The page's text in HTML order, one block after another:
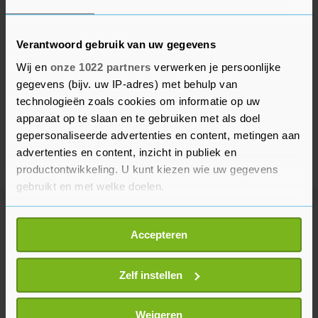
Verantwoord gebruik van uw gegevens
Wij en onze 1022 partners verwerken je persoonlijke
gegevens (bijv. uw IP-adres) met behulp van
technologieën zoals cookies om informatie op uw
apparaat op te slaan en te gebruiken met als doel
gepersonaliseerde advertenties en content, metingen aan
advertenties en content, inzicht in publiek en
productontwikkeling. U kunt kiezen wie uw gegevens
gebruikt en met welke doelen.
Als u het toestaat, willen we ook graag:
Informatie verzamelen over uw geografische
locatie, die tot een paar meter nauwkeurig kan zijn
Uw apparaat identificeren door het actief te
scannen op specifieke eigenschappen (fingerprinting)
Lees meer over hoe uw persoonlijke gegevens worden
Accepteren
Zelf instellen
Weigeren
Excelsior wint openingsduel
Eredivisie bij gepromoveerd
Cambuur